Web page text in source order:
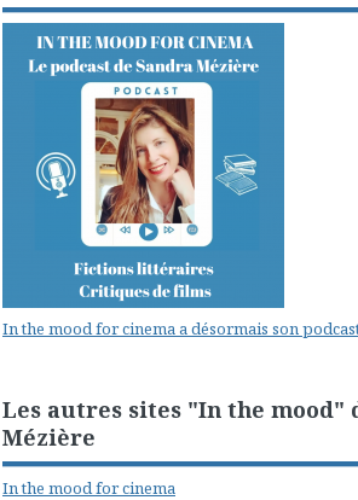
In the mood for cinema a désormais son
Les autres sites "In the mood"
Mézière
In the mood for cinema